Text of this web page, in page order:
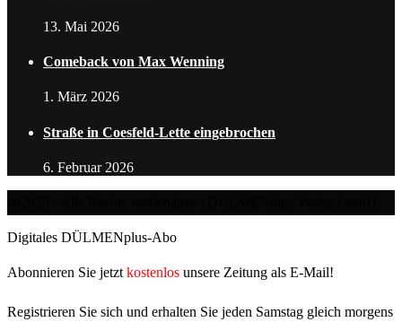
13. Mai 2026
Comeback von Max Wenning
1. März 2026
Straße in Coesfeld-Lette eingebrochen
6. Februar 2026
Digitales DÜLMENplus-Abo
Abonnieren Sie jetzt kostenlos unsere Zeitung als E-Mail!
Registrieren Sie sich und erhalten Sie jeden Samstag gleich morgens